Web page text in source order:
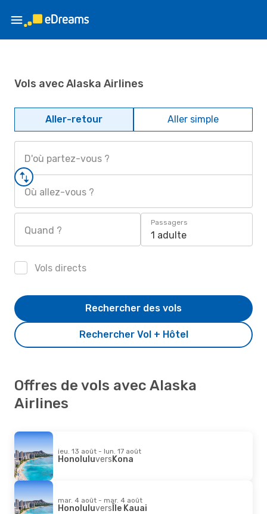
Vols avec Alaska Airlines
Aller-retour Aller simple
D'où partez-vous ?
Où allez-vous ?
Quand ?
Passagers
1 adulte
Vols directs
Rechercher Vol + Hôtel
Rechercher des vols
Offres de vols avec Alaska
Airlines
jeu. 13 août - lun. 17 août
HonoluluversKona
mar. 4 août - mar. 4 août
HonoluluversÎle Kauai